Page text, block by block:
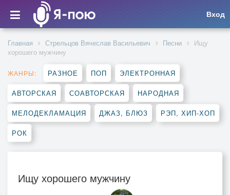
Вход
Главная Стрельцов Вячеслав Васильевич Песни
Ищу
хорошего мужчину
ЖАНРЫ: РАЗНОЕ ПОП ЭЛЕКТРОННАЯ
АВТОРСКАЯ СОАВТОРСКАЯ НАРОДНАЯ
МЕЛОДЕКЛАМАЦИЯ ДЖАЗ, БЛЮЗ РЭП, ХИП-ХОП
РОК
Ищу хорошего мужчину